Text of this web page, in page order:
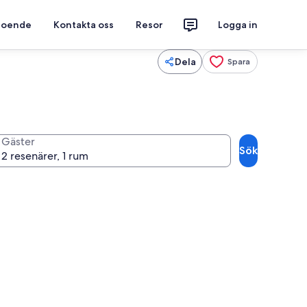
Kontakta oss Resor Logga in
Dela Spara
Gäster
Sök